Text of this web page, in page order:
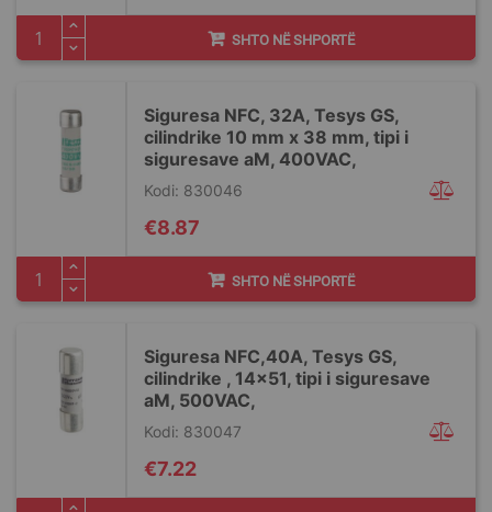
SHTO NË SHPORTË
Siguresa NFC, 32A, Tesys GS,
cilindrike 10 mm x 38 mm, tipi i
siguresave aM, 400VAC,
Kodi: 830046
€8.87
SHTO NË SHPORTË
Siguresa NFC,40A, Tesys GS,
cilindrike , 14x51, tipi i siguresave
aM, 500VAC,
Kodi: 830047
€7.22